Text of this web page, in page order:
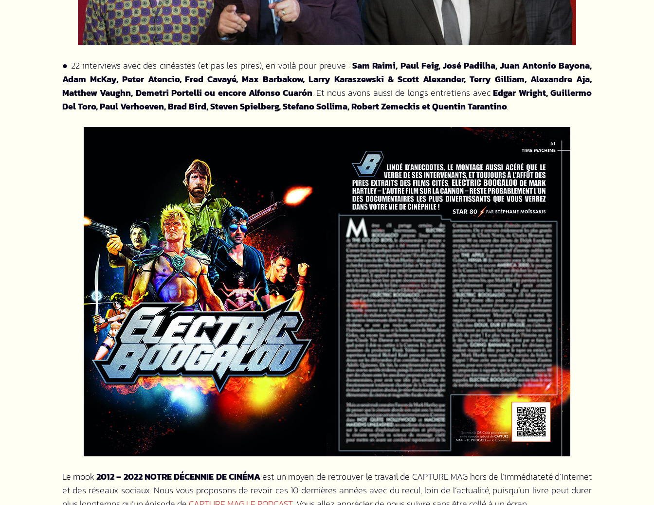
● 22 interviews avec des cinéastes (et pas les pires), en voilà pour preuve : Sam Raimi, Paul Feig, José Padilha, Juan AntonioBayona,
Adam McKay, Peter Atencio, Fred Cavayé, Max Barbakow, Larry Karaszewski & Scott Alexander, Terry Gilliam, Alexandre Aja,
Matthew Vaughn, Demetri Portelli ou encoreAlfonso Cuarón. Et nous avons aussi de longs entretiens avecEdgar Wright, Guillermo
Del Toro, Paul Verhoeven, Brad Bird, Steven Spielberg, Stefano Sollima, Robert Zemeckis et Quentin Tarantino.
Le mook2012 – 2022 NOTRE DÉCENNIE DE CINÉMAest un moyen de retrouver le travail de CAPTURE MAG hors de l’immédiateté d’Internet
et des réseaux sociaux. Nous vous proposons de revoir ces 10 dernières années avec du recul, loin de l’actualité, puisqu’un livre peut durer